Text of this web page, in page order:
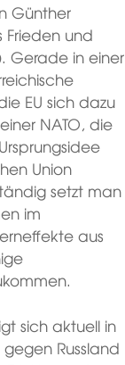
Günther
Frieden und
Gerade in einer
EU sich dazu
NATO, die
Union
setzt man
im
aus
sich aktuell in
Russland